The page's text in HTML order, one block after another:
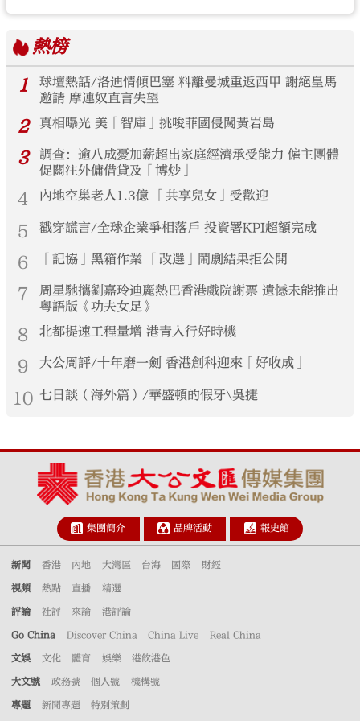
熱榜
1
球壇熱話/洛迪情傾巴塞 料離曼城重返西甲 謝絕皇馬
邀請 摩連奴直言失望
2 真相曝光 美「智庫」挑唆菲國侵闖黃岩島
3
調查：逾八成憂加薪超出家庭經濟承受能力 僱主團體
促關注外傭借貸及「博炒」
4 內地空巢老人1.3億 「共享兒女」受歡迎
5 戳穿謊言/全球企業爭相落戶 投資署KPI超額完成
6 「記協」黑箱作業 「改選」鬧劇結果拒公開
7
周星馳攜劉嘉玲迪麗熱巴香港戲院謝票 遺憾未能推出
粵語版《功夫女足》
8 北都提速工程量增 港青入行好時機
9 大公周評/十年磨一劍 香港創科迎來「好收成」
10 七日談（海外篇）/華盛頓的假牙\吳捷
集團簡介 品牌活動 報史館
新聞 香港 內地 大灣區 台海 國際 財經
視頻 熱點 直播 精選
評論 社評 來論 港評論
Go China Discover China China Live Real China
文娛 文化 體育 娛樂 港飲港色
大文號 政務號 個人號 機構號
專題 新聞專題 特別策劃